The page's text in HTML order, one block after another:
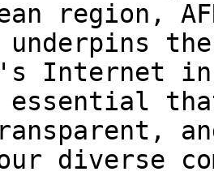
region,
underpins
Internet
essential
diverse